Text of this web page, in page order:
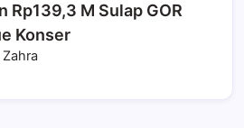
Rp139,3 M Sulap GOR
Konser